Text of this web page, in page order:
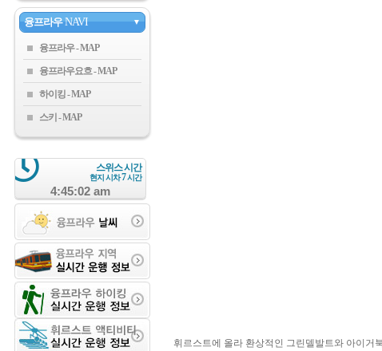
융프라우 NAVI ▼
융프라우
융프라우요흐
하이킹
스키
스위스 시간
현지 시차7시간
4:45:02 am
휘르스트에 올라 환상적인 그린델발트와 아이거